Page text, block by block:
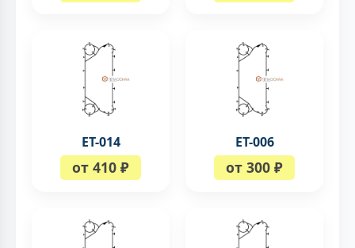
ЕТ-014
от 410 ₽
ЕТ-006
от 300 ₽